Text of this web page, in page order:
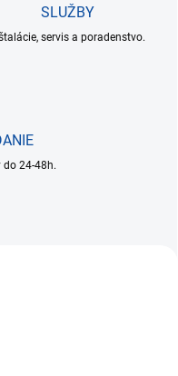
SLUŽBY
servis a poradenstvo.
do 24-48h.